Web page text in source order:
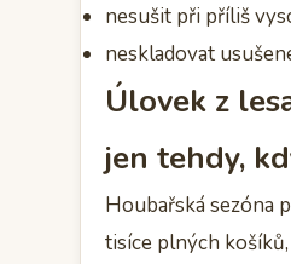
nesušit při příliš
neskladovat
Úlovek z
jen tehdy,
Houbařská sezóna
tisíce plných